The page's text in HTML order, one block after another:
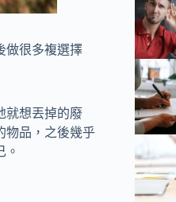
做很多複選擇
就想丟掉的廢
物品，之後幾乎
。